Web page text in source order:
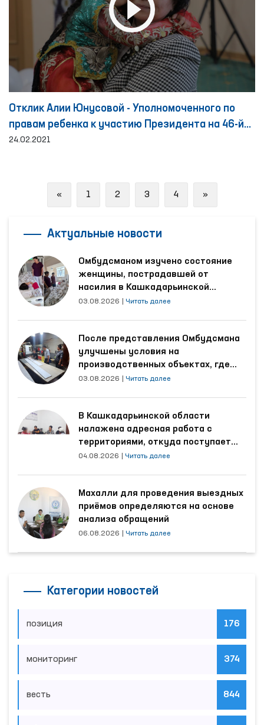
Отклик Алии Юнусовой - Уполномоченного по
правам ребенка к участию Президента на 46-й
сессии Совета по правам человека Организации
24.02.2021
«Previous
1 2 3 4 »Next
Актуальные новости
Омбудсманом изучено состояние
женщины, пострадавшей от
насилия в Кашкадарьинской
области
03.08.2026 Читать далее
После представления Омбудсмана
улучшены условия на
производственных объектах, где
трудятся осуждённые
03.08.2026 Читать далее
В Кашкадарьинской области
налажена адресная работа с
территориями, откуда поступает
наибольшее количество обращений
04.08.2026 Читать далее
Махалли для проведения выездных
приёмов определяются на основе
анализа обращений
06.08.2026 Читать далее
Категории новостей
позиция 176
мониторинг 374
весть 844